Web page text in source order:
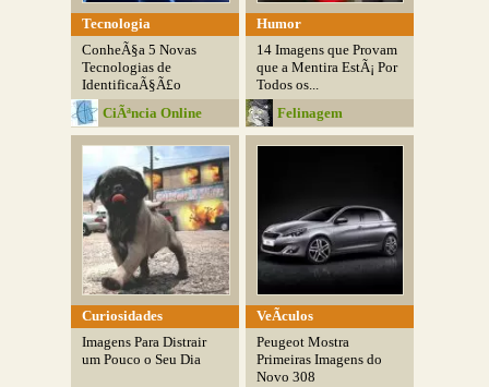
Tecnologia
ConheÃ§a 5 Novas
Tecnologias de
IdentificaÃ§Ã£o
CiÃªncia Online
Humor
14 Imagens que Provam
que a Mentira EstÃ¡ Por
Todos os...
Felinagem
Curiosidades
Imagens Para Distrair
um Pouco o Seu Dia
VeÃ­culos
Peugeot Mostra
Primeiras Imagens do
Novo 308